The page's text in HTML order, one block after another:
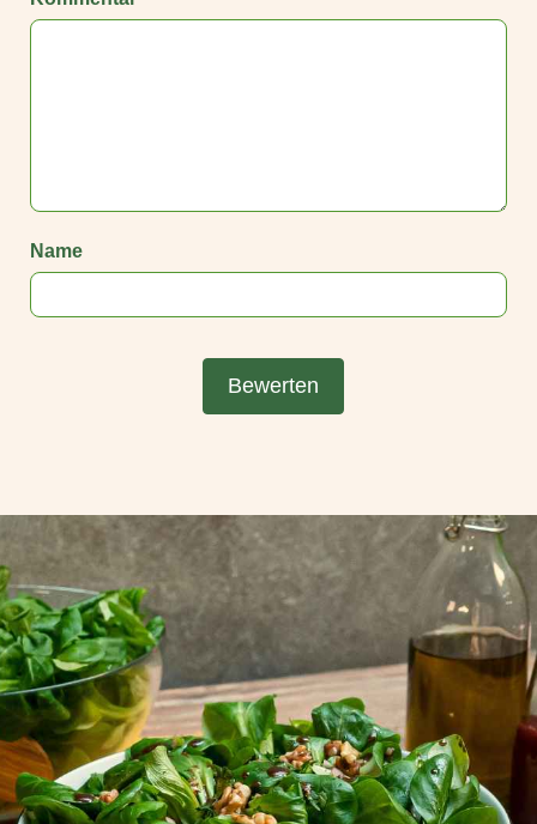
Name
Bewerten